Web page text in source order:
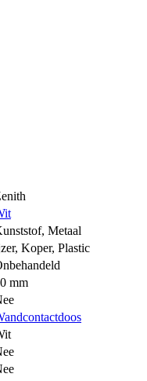
, Metaal
, Koper, Plastic
mm